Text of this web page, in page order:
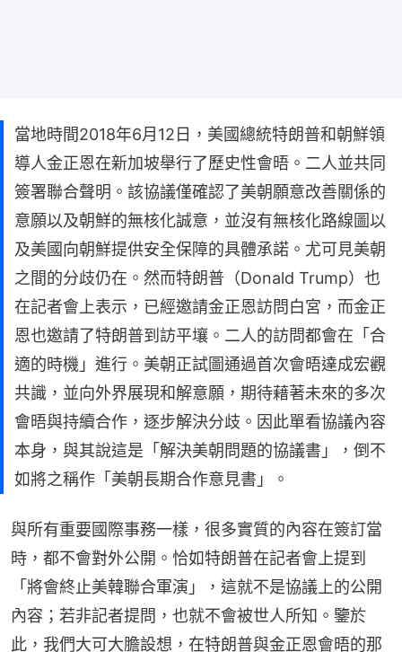
當地時間2018年6月12日，美國總統特朗普和朝鮮領
導人金正恩在新加坡舉行了歷史性會晤。二人並共同
簽署聯合聲明。該協議僅確認了美朝願意改善關係的
意願以及朝鮮的無核化誠意，並沒有無核化路線圖以
及美國向朝鮮提供安全保障的具體承諾。尤可見美朝
之間的分歧仍在。然而特朗普（Donald Trump）也
在記者會上表示，已經邀請金正恩訪問白宮，而金正
恩也邀請了特朗普到訪平壤。二人的訪問都會在「合
適的時機」進行。美朝正試圖通過首次會晤達成宏觀
共識，並向外界展現和解意願，期待藉著未來的多次
會晤與持續合作，逐步解決分歧。因此單看協議內容
本身，與其說這是「解決美朝問題的協議書」，倒不
如將之稱作「美朝長期合作意見書」。
與所有重要國際事務一樣，很多實質的內容在簽訂當
時，都不會對外公開。恰如特朗普在記者會上提到
「將會終止美韓聯合軍演」，這就不是協議上的公開
內容；若非記者提問，也就不會被世人所知。鑒於
此，我們大可大膽設想，在特朗普與金正恩會晤的那